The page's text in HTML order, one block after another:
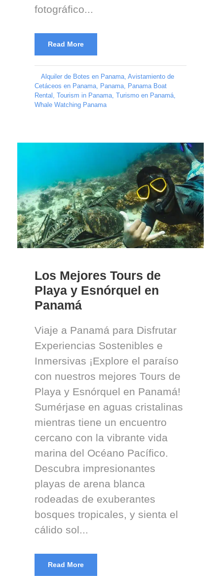
fotográfico...
Read More
Alquiler de Botes en Panama, Avistamiento de
Cetáceos en Panama, Panama, Panama Boat
Rental , Tourism in Panama, Turismo en Panamá,
Whale Watching Panama
Los Mejores Tours de
Playa y Esnórquel en
Panamá
Viaje a Panamá para Disfrutar
Experiencias Sostenibles e
Inmersivas ¡Explore el paraíso
con nuestros mejores Tours de
Playa y Esnórquel en Panamá!
Sumérjase en aguas cristalinas
mientras tiene un encuentro
cercano con la vibrante vida
marina del Océano Pacífico.
Descubra impresionantes
playas de arena blanca
rodeadas de exuberantes
bosques tropicales, y sienta el
cálido sol...
Read More